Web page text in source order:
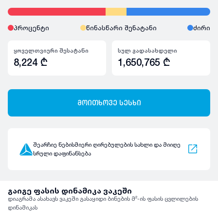
პროცენტი წინასწარი შენატანი ძირი
ყოველთვიური შესატანი
8,224 ₾
სულ გადასახდელი
1,650,765 ₾
მოითხოვე სესხი
შეარჩიე ნებისმიერი ღირებულების სახლი და მიიღე
სრული დაფინანსება
გაიგე ფასის დინამიკა ვაკეში
დიაგრამა ასახავს ვაკეში გასაყიდი ბინების მ²-ის ფასის ცვლილების
დინამიკას